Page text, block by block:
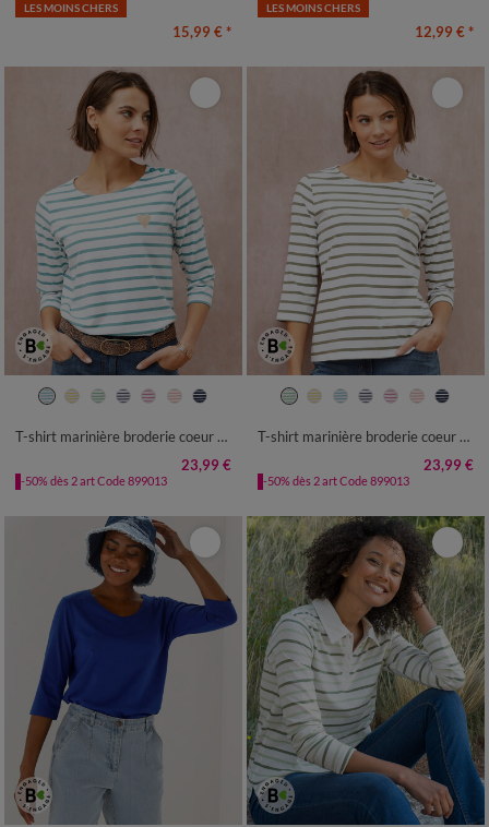
LES MOINS CHERS
15,99 € *
LES MOINS CHERS
12,99 € *
34/36 38/40 42/44 46/48
T-shirt marinière broderie coeur doré en coton biologique(**)
23,99 €
-50% dès 2 art Code 899013
34/36 38/40 42/44 46/48
T-shirt marinière broderie coeur doré en coton biologique(**)
23,99 €
-50% dès 2 art Code 899013